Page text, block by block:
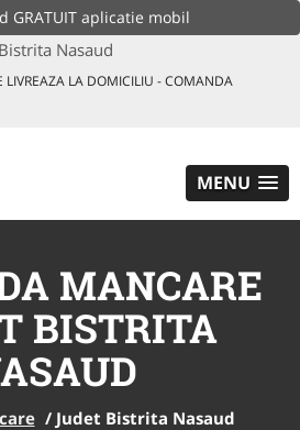
GRATUIT aplicatie mobil
Nasaud
LA DOMICILIU - COMANDA
MENU
MANCARE
BISTRITA
/ Judet Bistrita Nasaud